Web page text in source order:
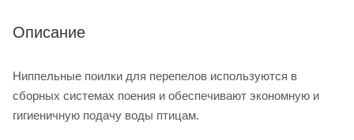
Описание
Ниппельные поилки для перепелов используются в
сборных системах поения и обеспечивают экономную и
гигиеничную подачу воды птицам.